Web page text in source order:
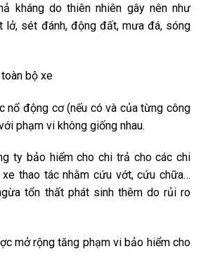
kháng do thiên nhiên gây nênnhư
lở, sét đánh, động đất, mưa đá, sóng
toàn bộ xe
nổ động cơ (nếu có và của từng công
phạm vi không giống nhau.
ty bảo hiểm cho chi trả cho các chi
xe thao tácnhằm cứu vớt, cứu chữa…
tổn thất phát sinh thêm do rủi ro
mở rộng tăng phạm vi bảo hiểm cho